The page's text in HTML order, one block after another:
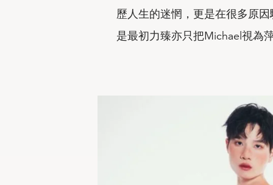
歷人生的迷惘，更是在很多原
是最初力臻亦只把Michael視為